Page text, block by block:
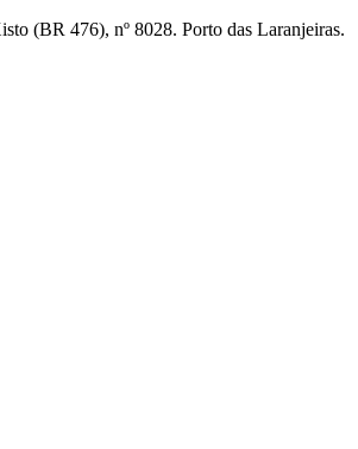
(BR 476), nº 8028. Porto das Laranjeiras.